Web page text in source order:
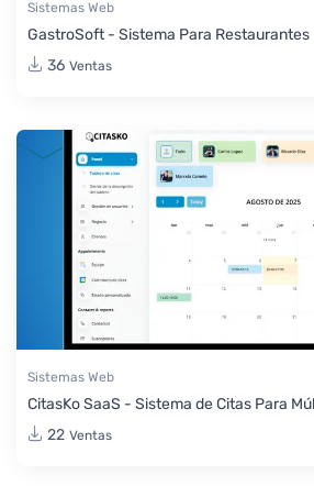
Sistemas Web
GastroSoft - Sistema Para Restaurantes
36 Ventas
Sistemas Web
CitasKo SaaS - Sistema de Citas Para
22 Ventas